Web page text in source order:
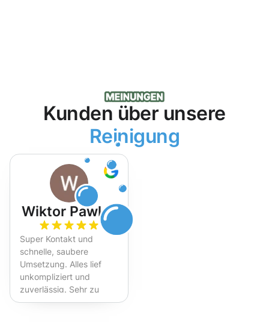
Kunden über unsere
Reinigung
Wiktor Pawlak
Super Kontakt und
schnelle, saubere
Umsetzung. Alles lief
unkompliziert und
zuverlässig. Sehr zu
empfehlen!